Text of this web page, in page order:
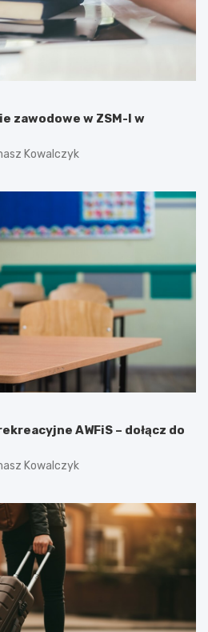
zawodowe w ZSM-I w
Kowalczyk
AWFiS – dołącz do
Kowalczyk